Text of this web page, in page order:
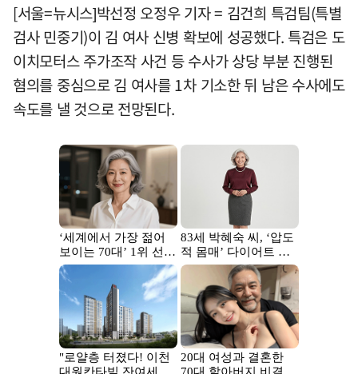
[서울=뉴시스]박선정 오정우 기자 = 김건희 특검팀(특별
검사 민중기)이 김 여사 신병 확보에 성공했다. 특검은 도
이치모터스 주가조작 사건 등 수사가 상당 부분 진행된
혐의를 중심으로 김 여사를 1차 기소한 뒤 남은 수사에도
속도를 낼 것으로 전망된다.